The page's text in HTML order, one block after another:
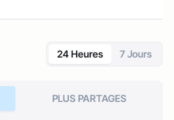
24 Heures 7 Jours
PLUS PARTAGES